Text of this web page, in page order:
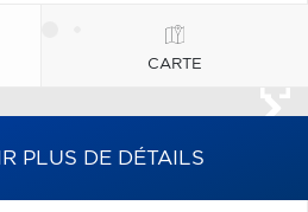
CARTE
PLUS DE DÉTAILS